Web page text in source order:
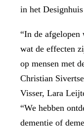
in het
“In de afgelopen
wat de effecten
op mensen met
Christian
Visser, Lara
“We hebben
dementie of